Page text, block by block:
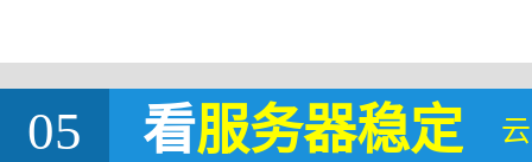
05 看服务器稳定